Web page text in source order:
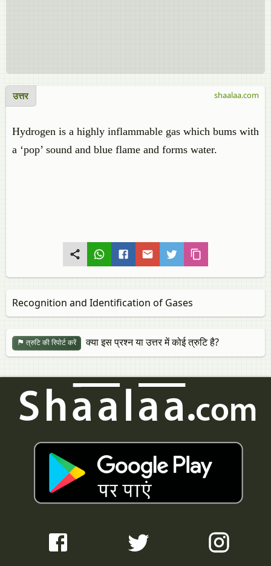
उत्तर
Hydrogen is a highly inflammable gas which bums with
a ‘pop’ sound and blue flame and forms water.
shaalaa.com
Recognition and Identification of Gases
त्रुटि की रिपोर्ट करें क्या इस प्रश्न या उत्तर में कोई त्रुटि है?